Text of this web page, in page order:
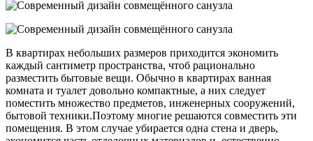
В квартирах небольших размеров приходится экономить
каждый сантиметр пространства, чтоб рационально
разместить бытовые вещи. Обычно в квартирах ванная
комната и туалет довольно компактные, а них следует
поместить множество предметов, инженерных сооружений,
бытовой техники.Поэтому многие решаются совместить эти
помещения. В этом случае убирается одна стена и дверь,